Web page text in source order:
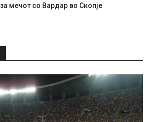
за мечот со Вардар во Скопје